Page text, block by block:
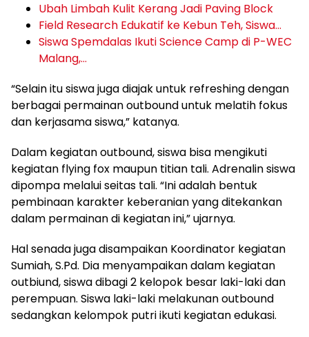
Ubah Limbah Kulit Kerang Jadi Paving Block
Field Research Edukatif ke Kebun Teh, Siswa…
Siswa Spemdalas Ikuti Science Camp di P-WEC
Malang,…
“Selain itu siswa juga diajak untuk refreshing dengan
berbagai permainan outbound untuk melatih fokus
dan kerjasama siswa,” katanya.
Dalam kegiatan outbound, siswa bisa mengikuti
kegiatan flying fox maupun titian tali. Adrenalin siswa
dipompa melalui seitas tali. “Ini adalah bentuk
pembinaan karakter keberanian yang ditekankan
dalam permainan di kegiatan ini,” ujarnya.
Hal senada juga disampaikan Koordinator kegiatan
Sumiah, S.Pd. Dia menyampaikan dalam kegiatan
outbiund, siswa dibagi 2 kelopok besar laki-laki dan
perempuan. Siswa laki-laki melakunan outbound
sedangkan kelompok putri ikuti kegiatan edukasi.